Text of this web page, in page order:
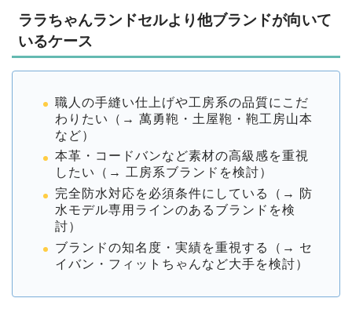
ララちゃんランドセルより他ブランドが向いて
いるケース
職人の手縫い仕上げや工房系の品質にこだ
わりたい（→ 萬勇鞄・土屋鞄・鞄工房山本
など）
本革・コードバンなど素材の高級感を重視
したい（→ 工房系ブランドを検討）
完全防水対応を必須条件にしている（→ 防
水モデル専用ラインのあるブランドを検
討）
ブランドの知名度・実績を重視する（→ セ
イバン・フィットちゃんなど大手を検討）